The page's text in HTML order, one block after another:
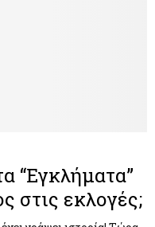
“Εγκλήματα”
στις εκλογές;